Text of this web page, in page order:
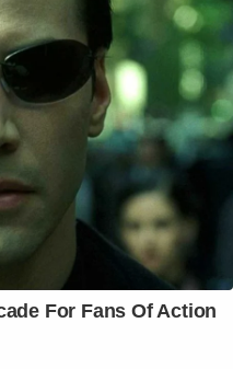
For Fans Of Action